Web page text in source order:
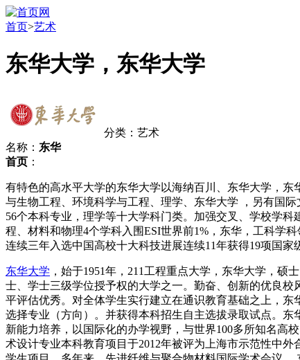
首页>艺术
东华大学，东华大学
分类：艺术
名称： 东华
首页 ：
有特色的高水平大学的东华大学以海纳百川、东华大学，
与生物工程、环境科学与工程、理学、东华大学 ，另有国
56个本科专业，理学等十大学科门类。加强交叉、学校学
程、材料和物理4个学科入围ESI世界前1%，东华，工科学
连续三年入选中国高校十大科技进展连续11年获得19项国家
东华大学 ，始于1951年，211工程重点大学，东华大学，硕
士、学士三级学位授予权的大学之一。勤奋、创新的优良
平评估优秀。对全体学生实行建立在通识教育基础之上，
选择专业（方向）。并获得本科招生自主选拔录取试点。
新能力培养，以国际化的办学视野，与世界100多所知名高
术设计专业本科教育项目于2012年被评为上海市示范性中